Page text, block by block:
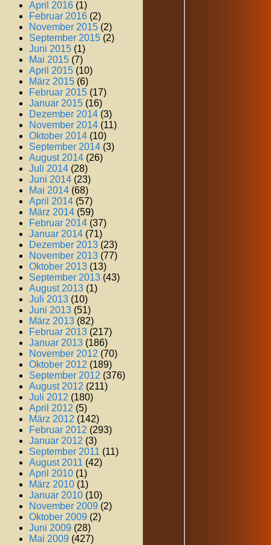
April 2016 (1)
Februar 2016 (2)
November 2015 (2)
September 2015 (2)
Juni 2015 (1)
Mai 2015 (7)
April 2015 (10)
März 2015 (6)
Februar 2015 (17)
Januar 2015 (16)
Dezember 2014 (3)
November 2014 (11)
Oktober 2014 (10)
September 2014 (3)
August 2014 (26)
Juli 2014 (28)
Juni 2014 (23)
Mai 2014 (68)
April 2014 (57)
März 2014 (59)
Februar 2014 (37)
Januar 2014 (71)
Dezember 2013 (23)
November 2013 (77)
Oktober 2013 (13)
September 2013 (43)
August 2013 (1)
Juli 2013 (10)
Juni 2013 (51)
März 2013 (82)
Februar 2013 (217)
Januar 2013 (186)
November 2012 (70)
Oktober 2012 (189)
September 2012 (376)
August 2012 (211)
Juli 2012 (180)
April 2012 (5)
März 2012 (142)
Februar 2012 (293)
Januar 2012 (3)
September 2011 (11)
August 2011 (42)
April 2010 (1)
März 2010 (1)
Januar 2010 (10)
November 2009 (2)
Oktober 2009 (2)
Juni 2009 (28)
Mai 2009 (427)